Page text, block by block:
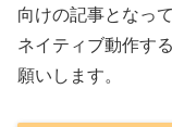
向けの記事となっ
ネイティブ動作す
願いします。